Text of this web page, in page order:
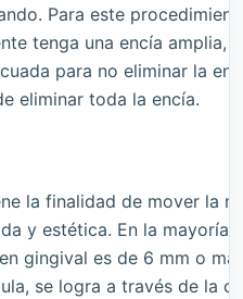
Para este
tenga una encía amplia,
para no eliminar la
eliminar toda la encía.
la finalidad de mover la
y estética. En la mayoría
gingival es de 6 mm o
se logra a través de la